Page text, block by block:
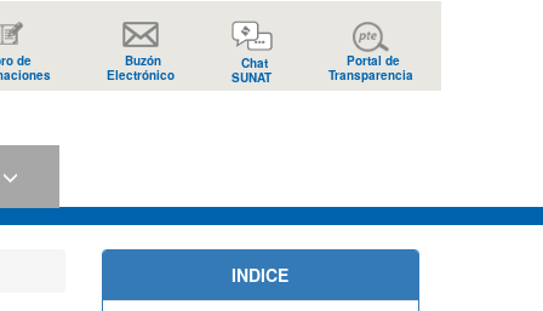
de
Buzón
Electrónico
Chat
SUNAT
Portal de
Transparencia
INDICE